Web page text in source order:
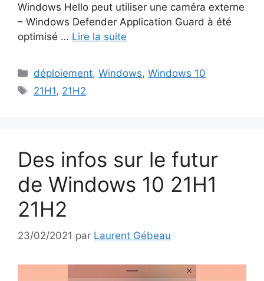
Windows Hello peut utiliser une caméra externe
– Windows Defender Application Guard à été
optimisé … Lire la suite
Catégories
déploiement,Windows,Windows 10
Étiquettes
21H1, 21H2
Des infos sur le futur
de Windows 10 21H1
21H2
23/02/2021 par Laurent Gébeau